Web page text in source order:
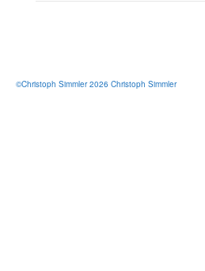
©Christoph Simmler 2026 Christoph Simmler